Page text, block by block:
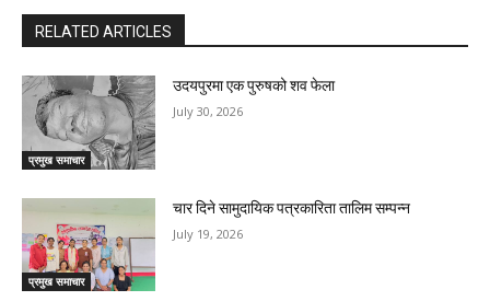
RELATED ARTICLES
प्रमुख समाचार
उदयपुरमा एक पुरुषको शव फेला
July 30, 2026
प्रमुख समाचार
चार दिने सामुदायिक पत्रकारिता तालिम सम्पन्न
July 19, 2026